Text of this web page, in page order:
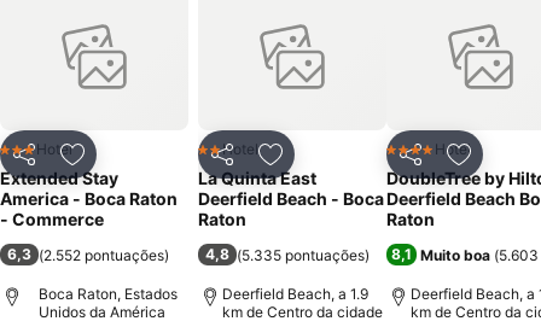
PartilharAdicionar aos favoritos
3 Estrelas
Hotel
Extended Stay
America - Boca Raton
- Commerce
6,3 (2.552 pontuações)
Boca Raton, Estados
Unidos da América
PartilharAdicionar aos favoritos
2 Estrelas
Hotel
La Quinta East
Deerfield Beach - Boca
Raton
4,8 (5.335 pontuações)
Deerfield Beach, a 1.9
km de Centro da cidade
Partilhar
4 EstrelasHotel
DoubleTree by
Deerfield Beach
Raton
8,1 Muito boa (5.603
Deerfield Beach, a
km de Centro da